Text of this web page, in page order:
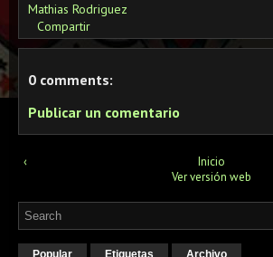
Mathias Rodriguez
Compartir
0 comments:
Publicar un comentario
‹
Inicio
Ver versión web
Popular Etiquetas Archivo